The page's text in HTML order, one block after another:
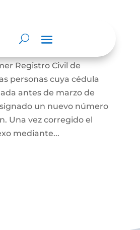
de Identidad
Civil de Nacimiento
legal del sexo que
Registro Civil de
personas cuya cédula
antes de marzo de
un nuevo número
Una vez corregido el
mediante...